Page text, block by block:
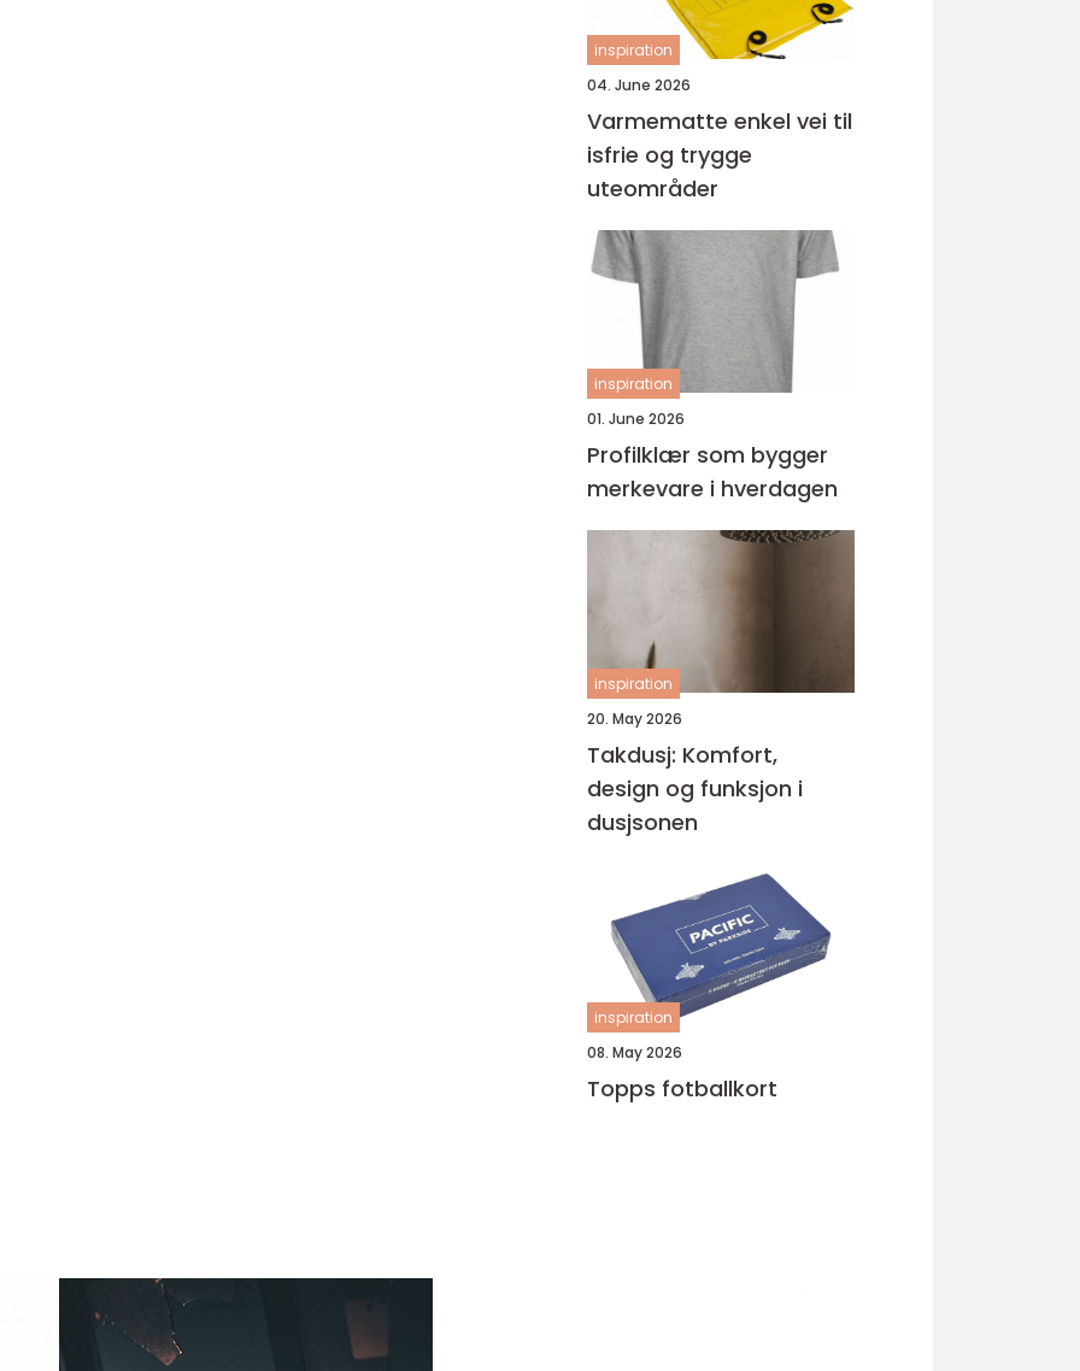
inspiration
04. June 2026
Varmematte enkel vei til
isfrie og trygge
uteområder
inspiration
01. June 2026
Profilklær som bygger
merkevare i hverdagen
inspiration
20. May 2026
Takdusj: Komfort,
design og funksjon i
dusjsonen
inspiration
08. May 2026
Topps fotballkort